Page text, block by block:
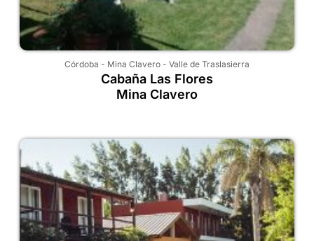
Córdoba - Mina Clavero - Valle de Traslasierra
Cabaña Las Flores
Mina Clavero